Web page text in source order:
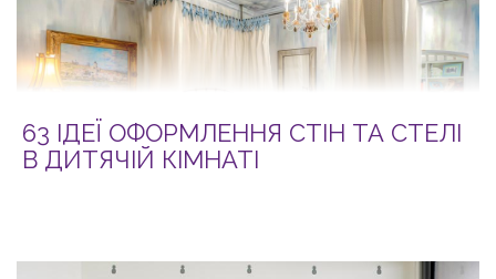
63 ІДЕЇ ОФОРМЛЕННЯ СТІН ТА СТЕЛІ
В ДИТЯЧІЙ КІМНАТІ